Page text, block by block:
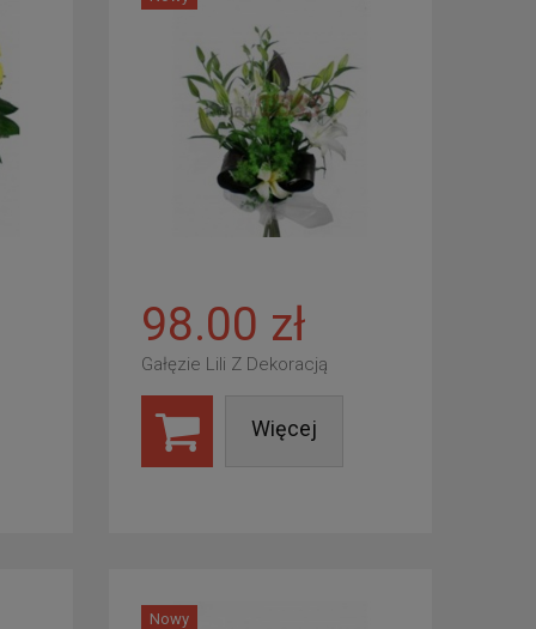
98.00 zł
Gałęzie Lili Z Dekoracją
Więcej
Nowy